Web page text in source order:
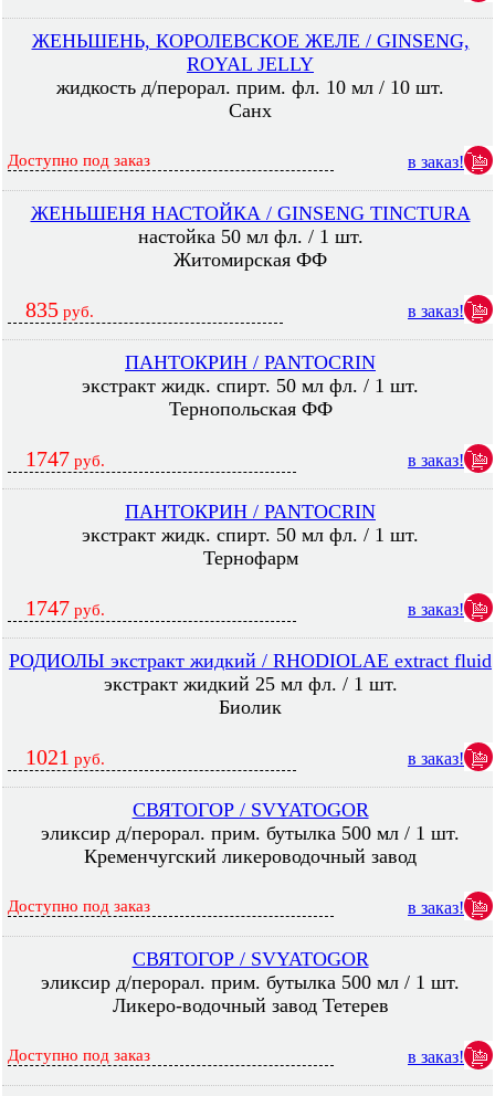
ЖЕНЬШЕНЬ, КОРОЛЕВСКОЕ ЖЕЛЕ / GINSENG,
ROYAL JELLY
жидкость д/перорал. прим. фл. 10 мл / 10 шт.
Санх
Доступно под заказ в заказ!
ЖЕНЬШЕНЯ НАСТОЙКА / GINSENG TINCTURA
настойка 50 мл фл. / 1 шт.
Житомирская ФФ
835 руб. в заказ!
ПАНТОКРИН / PANTOCRIN
экстракт жидк. спирт. 50 мл фл. / 1 шт.
Тернопольская ФФ
1747 руб. в заказ!
ПАНТОКРИН / PANTOCRIN
экстракт жидк. спирт. 50 мл фл. / 1 шт.
Тернофарм
1747 руб. в заказ!
РОДИОЛЫ экстракт жидкий / RHODIOLAE extract fluid
экстракт жидкий 25 мл фл. / 1 шт.
Биолик
1021 руб. в заказ!
СВЯТОГОР / SVYATOGOR
эликсир д/перорал. прим. бутылка 500 мл / 1 шт.
Кременчугский ликероводочный завод
Доступно под заказ в заказ!
СВЯТОГОР / SVYATOGOR
эликсир д/перорал. прим. бутылка 500 мл / 1 шт.
Ликеро-водочный завод Тетерев
Доступно под заказ в заказ!